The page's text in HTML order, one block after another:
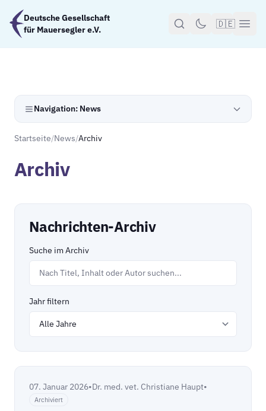
Zum Hauptinhalt springen
Deutsche Gesellschaft
für Mauersegler e.V.
🇩🇪
Navigation: News
Startseite/News/Archiv
Archiv
Nachrichten-Archiv
Suche im Archiv
Jahr filtern
07. Januar 2026•Dr. med. vet. Christiane Haupt•
Archiviert